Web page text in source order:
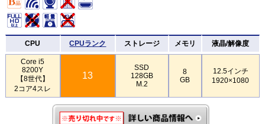
CPU CPUランク ストレージ メモリ 液晶/解像度
Core i5
8200Y
【8世代】
2コア4スレ
13
SSD
128GB
M.2
8
GB
12.5インチ
1920×1080